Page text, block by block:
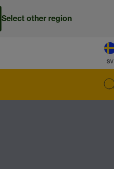
sv
Select other region